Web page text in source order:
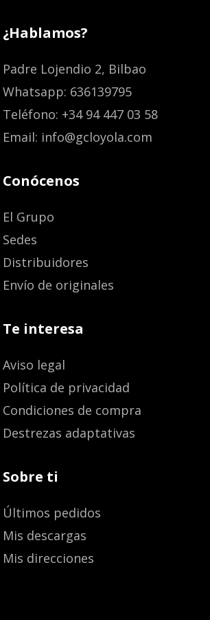
¿Hablamos?
Padre Lojendio 2, Bilbao
Whatsapp: 636139795
Teléfono: +34 94 447 03 58
Email: info@gcloyola.com
Conócenos
El Grupo
Sedes
Distribuidores
Envío de originales
Te interesa
Aviso legal
Política de privacidad
Condiciones de compra
Destrezas adaptativas
Sobre ti
Últimos pedidos
Mis descargas
Mis direcciones